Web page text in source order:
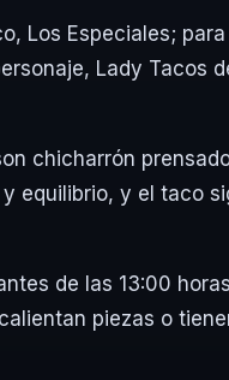
Los Especiales;
Lady Tacos
chicharrón
equilibrio, y el taco
de las 13:00
piezas o